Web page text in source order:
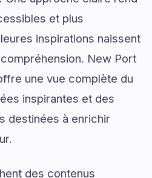
et plus
inspirations naissent
New Port
une vue complète du
inspirantes et des
destinées à enrichir
des contenus